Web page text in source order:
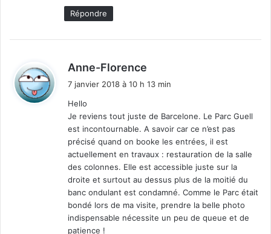
Répondre
Anne-Florence
:
7 janvier 2018 à 10 h 13 min
Hello
Je reviens tout juste de Barcelone. Le Parc Guell
est incontournable. A savoir car ce n’est pas
précisé quand on booke les entrées, il est
actuellement en travaux : restauration de la salle
des colonnes. Elle est accessible juste sur la
droite et surtout au dessus plus de la moitié du
banc ondulant est condamné. Comme le Parc était
bondé lors de ma visite, prendre la belle photo
indispensable nécessite un peu de queue et de
patience !